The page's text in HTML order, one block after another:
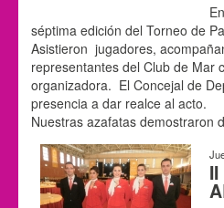
séptima edición del Torneo de
Asistieron jugadores,
representantes del Club de Mar
organizadora. El Concejal de
presencia a dar realce al acto.
Nuestras azafatas demostraron